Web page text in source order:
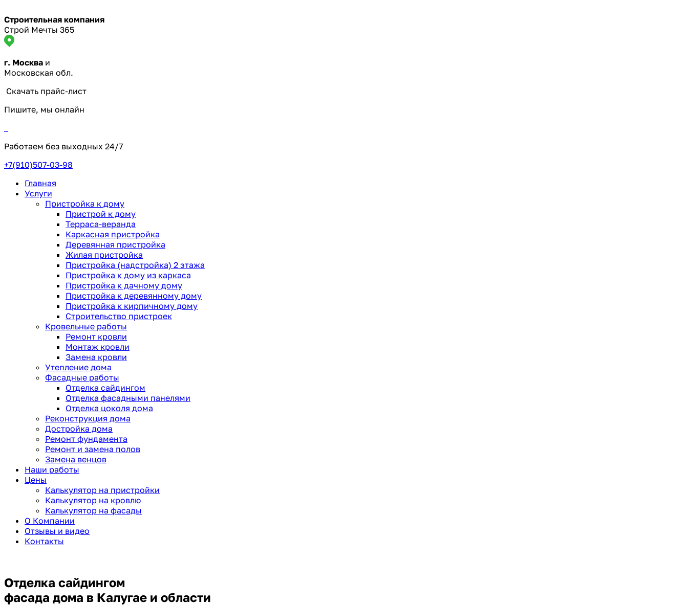
Строительная компания
Строй Мечты 365
г. Москва и
Московская обл.
Скачать прайс-лист
Пишите, мы онлайн
Работаем без выходных 24/7
+7(910)507-03-98
Главная
Услуги
Пристройка к дому
Пристрой к дому
Терраса-веранда
Каркасная пристройка
Деревянная пристройка
Жилая пристройка
Пристройка (надстройка) 2 этажа
Пристройка к дому из каркаса
Пристройка к дачному дому
Пристройка к деревянному дому
Пристройка к кирпичному дому
Строительство пристроек
Кровельные работы
Ремонт кровли
Монтаж кровли
Замена кровли
Утепление дома
Фасадные работы
Отделка сайдингом
Отделка фасадными панелями
Отделка цоколя дома
Реконструкция дома
Достройка дома
Ремонт фундамента
Ремонт и замена полов
Замена венцов
Наши работы
Цены
Калькулятор на пристройки
Калькулятор на кровлю
Калькулятор на фасады
О Компании
Отзывы и видео
Контакты
Отделка сайдингом
фасада дома в Калугае и области